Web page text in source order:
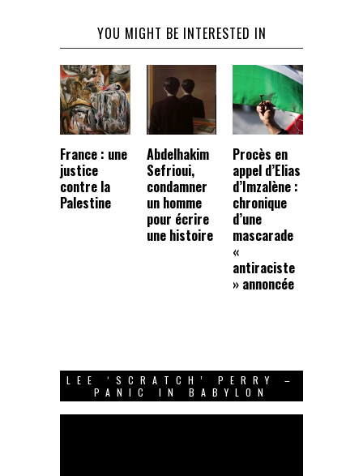
YOU MIGHT BE INTERESTED IN
France : une
justice
contre la
Palestine
Abdelhakim
Sefrioui,
condamner
un homme
pour écrire
une histoire
Procès en
appel d’Elias
d’Imzalène :
chronique
d’une
mascarade
«
antiraciste
» annoncée
LEE ‘SCRATCH’ PERRY –
PANIC IN BABYLON